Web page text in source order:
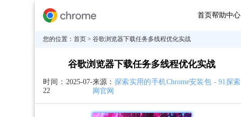
首页帮助中心
您的位置： 首页 > 谷歌浏览器下载任务多线程优化实战
谷歌浏览器下载任务多线程优化实战
时间： 2025-07-
22
来源： 探索实用的手机Chrome安装包 - 91探索
网官网